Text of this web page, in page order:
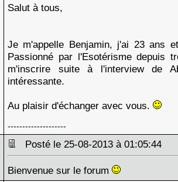
Salut à tous,
Je m'appelle Benjamin, j'ai 23 ans
Passionné par l'Esotérisme depuis
m'inscrire suite à l'interview de
intéressante.
Au plaisir d'échanger avec vous.
--------------------
Posté le 25-08-2013 à 01:05:44
Bienvenue sur le forum